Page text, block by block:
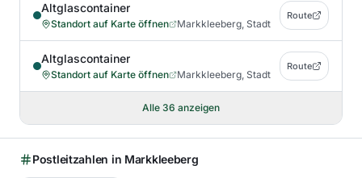
Altglascontainer
Standort auf Karte öffnen Markkleeberg, Stadt
Route
Altglascontainer
Standort auf Karte öffnen Markkleeberg, Stadt
Route
Alle 36 anzeigen
Postleitzahlen in Markkleeberg